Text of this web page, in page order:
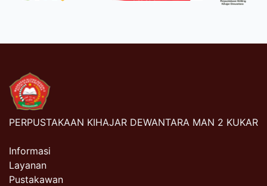
PERPUSTAKAAN KIHAJAR DEWANTARA MAN 2 KUKAR
Informasi
Layanan
Pustakawan